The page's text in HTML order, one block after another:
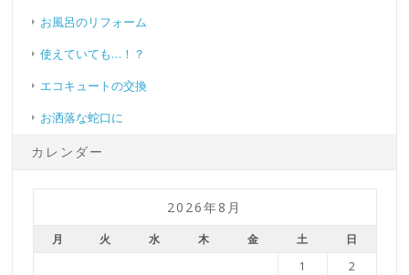
お風呂のリフォーム
使えていても…！？
エコキュートの交換
お洒落な蛇口に
カレンダー
2026年8月
月 火 水 木 金 土 日
1
2